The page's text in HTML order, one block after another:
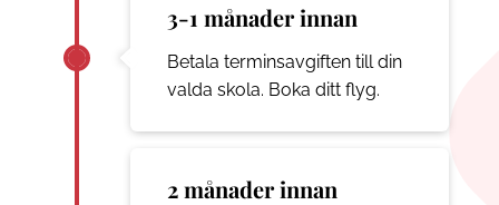
3-1 månader innan
Betala terminsavgiften till din
valda skola. Boka ditt flyg.
2 månader innan